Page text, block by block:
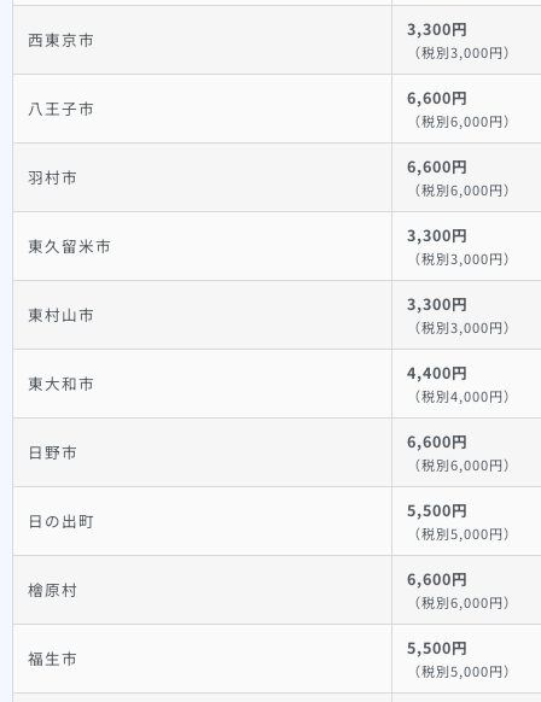
西東京市 3,300円
（税別3,000円）
八王子市 6,600円
（税別6,000円）
羽村市 6,600円
（税別6,000円）
東久留米市 3,300円
（税別3,000円）
東村山市 3,300円
（税別3,000円）
東大和市 4,400円
（税別4,000円）
日野市 6,600円
（税別6,000円）
日の出町 5,500円
（税別5,000円）
檜原村 6,600円
（税別6,000円）
福生市 5,500円
（税別5,000円）